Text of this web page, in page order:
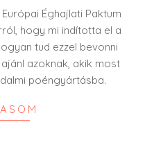
Éghajlati Paktum
hogy mi indította el a
tud ezzel bevonni
azoknak, akik most
poéngyártásba.